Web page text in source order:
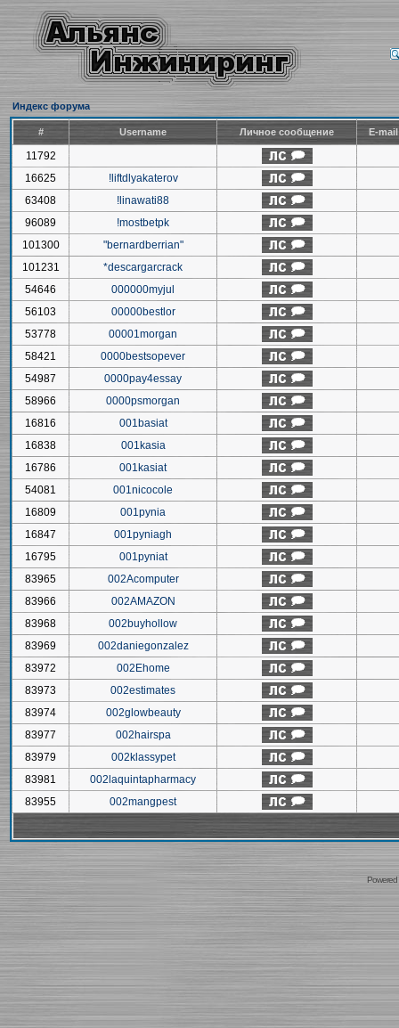
Индекс форума
# Username Личное сообщение E-
11792
16625
!liftdlyakaterov
63408
!linawati88
96089
!mostbetpk
101300
"bernardberrian"
101231
*descargarcrack
54646
000000myjul
56103
00000bestlor
53778
00001morgan
58421
0000bestsopever
54987
0000pay4essay
58966
0000psmorgan
16816
001basiat
16838
001kasia
16786
001kasiat
54081
001nicocole
16809
001pynia
16847
001pyniagh
16795
001pyniat
83965
002Acomputer
83966
002AMAZON
83968
002buyhollow
83969
002daniegonzalez
83972
002Ehome
83973
002estimates
83974
002glowbeauty
83977
002hairspa
83979
002klassypet
83981
002laquintapharmacy
83955
002mangpest